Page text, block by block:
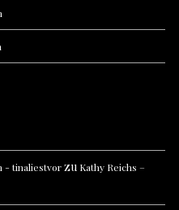
- tinaliestvorzu Kathy Reichs –